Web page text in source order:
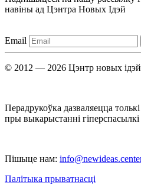
навіны ад Цэнтра Новых Iдэй
Email
© 2012 — 2026 Цэнтр новых
Перадрукоўка дазваляецца толькі
пры выкарыстанні
Пішыце нам:
Палітыка прыватнасці